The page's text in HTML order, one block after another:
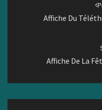
Affiche Du
Affiche De La